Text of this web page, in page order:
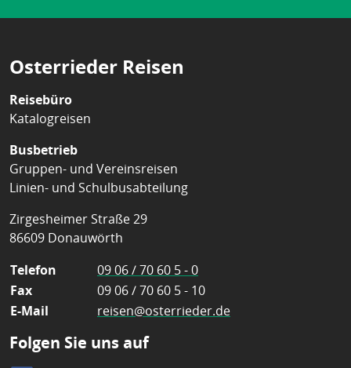
Osterrieder Reisen
Reisebüro
Katalogreisen
Busbetrieb
Gruppen- und Vereinsreisen
Linien- und Schulbusabteilung
Zirgesheimer Straße 29
86609 Donauwörth
Telefon
09 06 / 70 60 5 - 0
Fax
09 06 / 70 60 5 - 10
E-Mail
reisen@osterrieder.de
Folgen Sie uns auf